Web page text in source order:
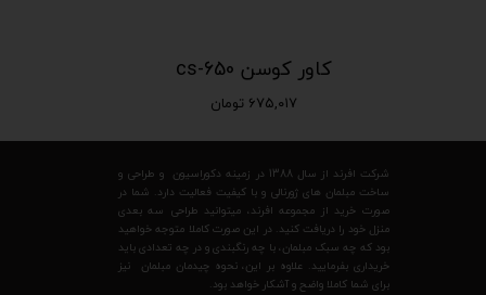
کاور کوسن cs-650
۶۷۵,۰۱۷ تومان
شرکت افرند از سال 1388 در زمینه دکوراسیون و طراحی و
ساخت مبلمان های ژورنالی و با کیفیت فعالیت دارد. شما در
صورت خرید از مجموعه افرند، میتوانید طراحی سه بعدی
منزل خود را دریافت کنید. در این صورت کاملا متوجه خواهید
بود که چه سبک مبلمان، با چه رنگبندی و در چه تعدادی باید
خریداری بفرمایید. علاوه بر این، نحوه چیدمان مبلمان نیز
برای شما کاملا واضح و آشکار خواهد بود.